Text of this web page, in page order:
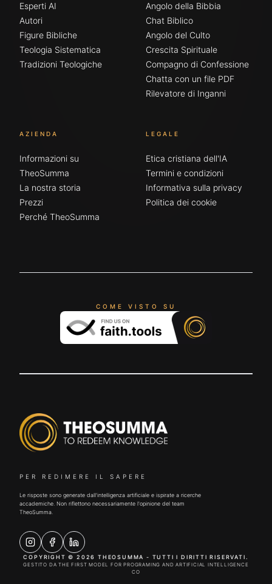
Esperti AI
Autori
Figure Bibliche
Teologia Sistematica
Tradizioni Teologiche
Angolo della Bibbia
Chat Biblico
Angolo del Culto
Crescita Spirituale
Compagno di Confessione
Chatta con un file PDF
Rilevatore di Inganni
AZIENDA
Informazioni su
TheoSumma
La nostra storia
Prezzi
Perché TheoSumma
LEGALE
Etica cristiana dell'IA
Termini e condizioni
Informativa sulla privacy
Politica dei cookie
COME VISTO SU
PER REDIMERE IL SAPERE
Le risposte sono generate dall'intelligenza artificiale e ispirate a ricerche
accademiche. Non riflettono necessariamente l'opinione del team
TheoSumma.
COPYRIGHT © 2026 THEOSUMMA - TUTTI I DIRITTI RISERVATI.
GESTITO DA THE FIRST MODEL FOR PROGRAMING AND ARTIFICIAL INTELLIGENCE
CO